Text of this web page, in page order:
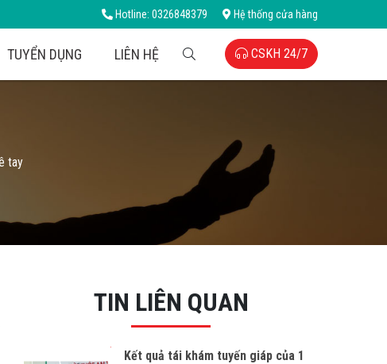
Hotline: 0326848379 Hệ thống cửa hàng
TUYỂN DỤNG LIÊN HỆ CSKH 24/7
tay
TIN LIÊN QUAN
Kết quả tái khám tuyến giáp của 1